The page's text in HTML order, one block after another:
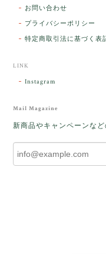
た人に幸せが訪れる
パサラン。とっても
憶違いもありました
した。
をあたたか
しく思いま
ランパサラ
傍で そっと
お問い合わせ
プライバシーポリシー
特定商取引法に基づく表
LINK
Instagram
Mail Magazine
新商品やキャンペーンな